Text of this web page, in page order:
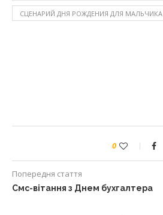
СЦЕНАРИЙ ДНЯ РОЖДЕНИЯ ДЛЯ МАЛЬЧИКА
0
Попередня стаття
Смс-вітання з Днем бухгалтера